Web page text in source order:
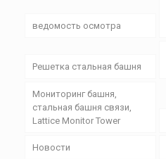
ведомость осмотра
Решетка стальная башня
Мониторинг башня,
стальная башня связи,
Lattice Monitor Tower
Новости